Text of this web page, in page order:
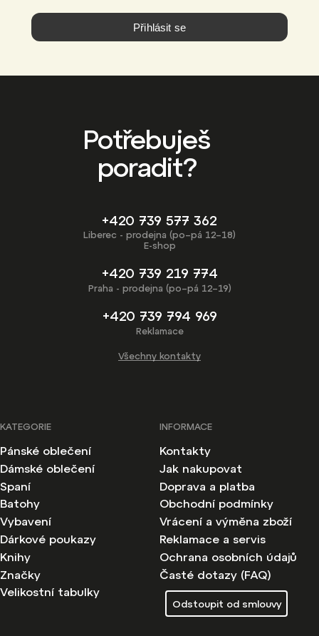
Přihlásit se
Potřebuješ
poradit?
+420 739 577 362
Liberec - prodejna (po–pá 12–18)
E-shop
+420 739 219 774
Praha - prodejna (po–pá 12–19)
+420 739 794 969
Reklamace
Všechny kontakty
KATEGORIE
Pánské oblečení
Dámské oblečení
Spaní
Batohy
Vybavení
Dárkové poukazy
Knihy
Značky
Velikostní tabulky
INFORMACE
Kontakty
Jak nakupovat
Doprava a platba
Obchodní podmínky
Vrácení a výměna zboží
Reklamace a servis
Ochrana osobních údajů
Časté dotazy (FAQ)
Odstoupit od smlouvy